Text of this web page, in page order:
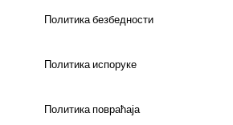
Политика безбедности
Политика испоруке
Политика повраћаја